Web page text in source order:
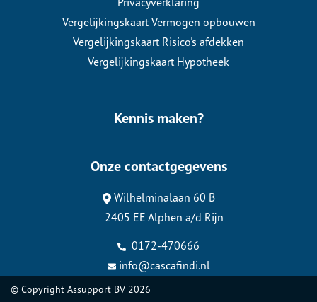
Vergelijkingskaart Vermogen opbouwen
Vergelijkingskaart Risico's afdekken
Vergelijkingskaart Hypotheek
Kennis maken?
Onze contactgegevens
Wilhelminalaan 60 B
2405 EE Alphen a/d Rijn
0172-470666
info@cascafindi.nl
© Copyright Assupport BV 2026